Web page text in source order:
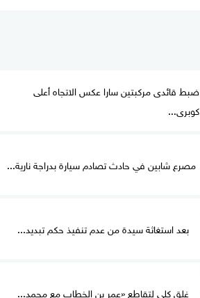
ضبط قائدى مركبتين سارا عكس الاتجاه أعلى
كوبرى...
مصرع شابين في حادث تصادم سيارة بدراجة نارية...
بعد استغاثة سيدة من عدم تنفيذ حكم تبديد...
غلق كلي لتقاطع «عمر بن الخطاب مع محمد...